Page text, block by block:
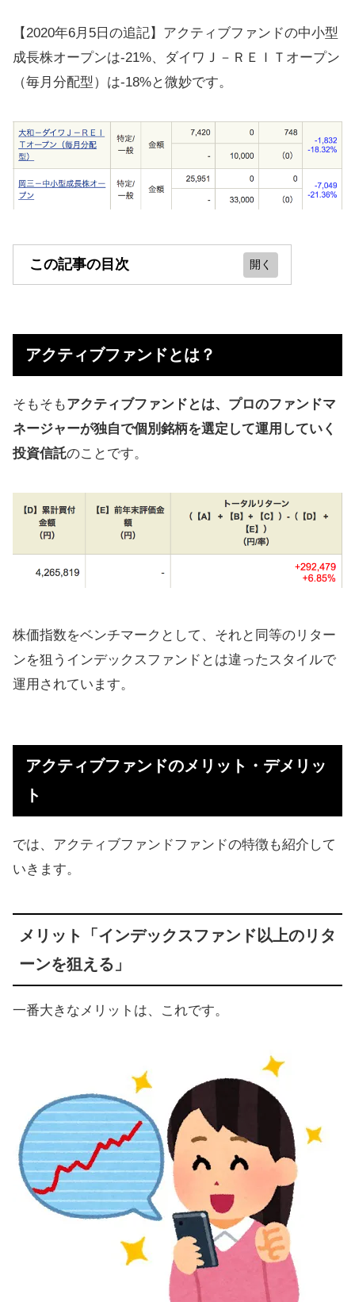
【2020年6月5日の追記】アクティブファンドの中小型
成長株オープンは-21%、ダイワＪ－ＲＥＩＴオープン
（毎月分配型）は-18%と微妙です。
この記事の目次
メリット
選ぶべきアクティブファンドの条件
1.かつては安定だった「ひふみ投
信」（今は微妙）
米国株のアクティブファンドがおす
すめ
5.ひふみプラスの運用成績も公開
アクティブファンドとは？
そもそもアクティブファンドとは、プロのファンドマ
ネージャーが独自で個別銘柄を選定して運用していく
投資信託のことです。
株価指数をベンチマークとして、それと同等のリター
ンを狙うインデックスファンドとは違ったスタイルで
運用されています。
アクティブファンドのメリット・デメリッ
ト
では、アクティブファンドファンドの特徴も紹介して
いきます。
メリット「インデックスファンド以上のリタ
ーンを狙える」
一番大きなメリットは、これです。